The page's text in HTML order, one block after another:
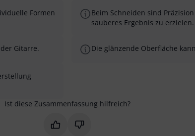
Formen
Gitarre.
Beim Schneiden sind
sauberes Ergebnis zu erzielen.
Die glänzende Oberfläche
Ist diese Zusammenfassung hilfreich?
Markieren Sie diese
Markieren Sie diese